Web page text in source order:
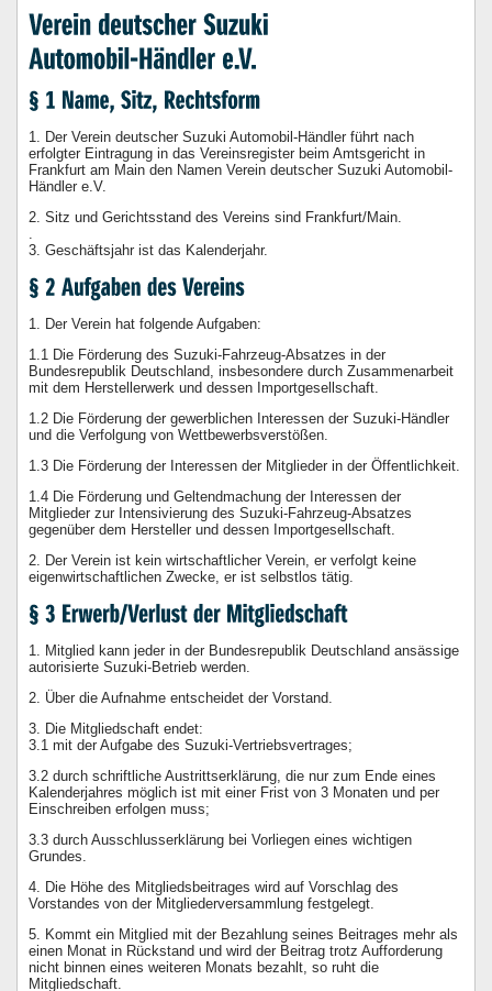
1. Der Verein deutscher Suzuki Automobil-Händler führt nach
erfolgter Eintragung in das Vereinsregister beim Amtsgericht in
Frankfurt am Main den Namen Verein deutscher Suzuki Automobil-
Händler e.V.
2. Sitz und Gerichtsstand des Vereins sind Frankfurt/Main.
.
3. Geschäftsjahr ist das Kalenderjahr.
1. Der Verein hat folgende Aufgaben:
1.1 Die Förderung des Suzuki-Fahrzeug-Absatzes in der
Bundesrepublik Deutschland, insbesondere durch Zusammenarbeit
mit dem Herstellerwerk und dessen Importgesellschaft.
1.2 Die Förderung der gewerblichen Interessen der Suzuki-Händler
und die Verfolgung von Wettbewerbsverstößen.
1.3 Die Förderung der Interessen der Mitglieder in der Öffentlichkeit.
1.4 Die Förderung und Geltendmachung der Interessen der
Mitglieder zur Intensivierung des Suzuki-Fahrzeug-Absatzes
gegenüber dem Hersteller und dessen Importgesellschaft.
2. Der Verein ist kein wirtschaftlicher Verein, er verfolgt keine
eigenwirtschaftlichen Zwecke, er ist selbstlos tätig.
1. Mitglied kann jeder in der Bundesrepublik Deutschland ansässige
autorisierte Suzuki-Betrieb werden.
2. Über die Aufnahme entscheidet der Vorstand.
3. Die Mitgliedschaft endet:
3.1 mit der Aufgabe des Suzuki-Vertriebsvertrages;
3.2 durch schriftliche Austrittserklärung, die nur zum Ende eines
Kalenderjahres möglich ist mit einer Frist von 3 Monaten und per
Einschreiben erfolgen muss;
3.3 durch Ausschlusserklärung bei Vorliegen eines wichtigen
Grundes.
4. Die Höhe des Mitgliedsbeitrages wird auf Vorschlag des
Vorstandes von der Mitgliederversammlung festgelegt.
5. Kommt ein Mitglied mit der Bezahlung seines Beitrages mehr als
einen Monat in Rückstand und wird der Beitrag trotz Aufforderung
nicht binnen eines weiteren Monats bezahlt, so ruht die
Mitgliedschaft.